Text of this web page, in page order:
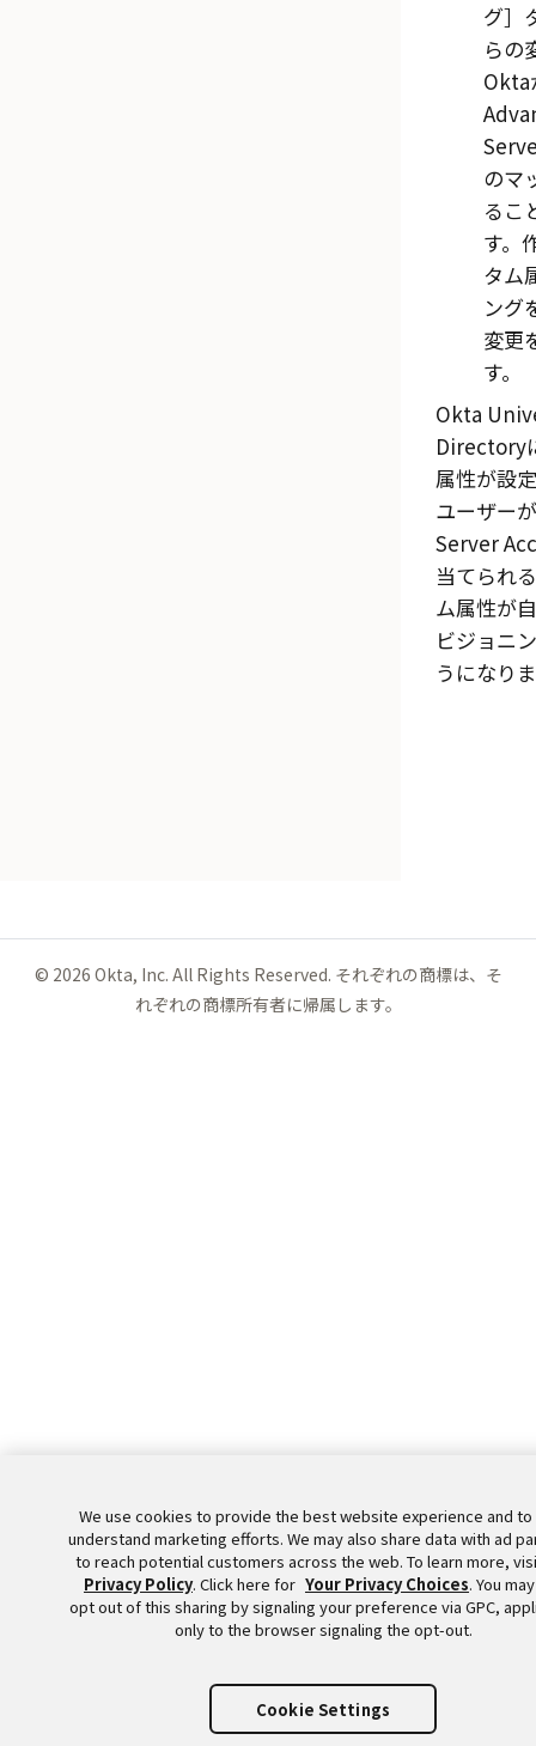
グ］
らの
Okta
のマ
るこ
す。
タム
ング
変更
す。
Okta
Directory
属性が設
ユーザーが
Server
当てられ
ム属性が
ビジョニ
うになり
© 2026 Okta, Inc. All Rights Reserved. それぞれの商標は、そ
れぞれの商標所有者に帰属します。
We use cookies to provide the best website experience and to
understand marketing efforts. We may also share data with ad
to reach potential customers across the web. To learn more,
Privacy Policy. Click here for Your Privacy Choices. You
opt out of this sharing by signaling your preference via GPC,
only to the browser signaling the opt-out.
Cookie Settings